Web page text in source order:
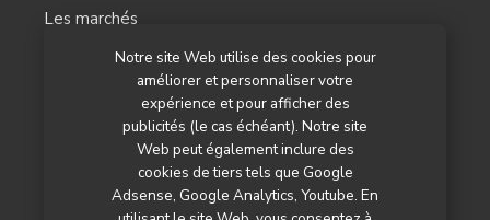
Notre site Web utilise des cookies pour
améliorer et personnaliser votre
expérience et pour afficher des
publicités (le cas échéant). Notre site
Web peut également inclure des
cookies de tiers tels que Google
Adsense, Google Analytics, Youtube. En
Les marchés
Nos autres titres
Qui sommes-nous ?